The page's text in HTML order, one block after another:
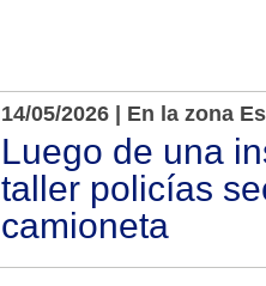
14/05/2026 | En la zona
Luego de una
taller policías
camioneta